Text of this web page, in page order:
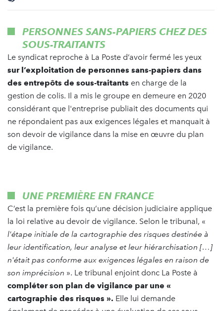
PERSONNES SANS-PAPIERS CHEZ DES
SOUS-TRAITANTS
Le syndicat reproche à La Poste d’avoir fermé les yeux
sur l’exploitation de personnes sans-papiers dans
des entrepôts de sous-traitants en charge de la
gestion de colis. Il a mis le groupe en demeure en 2020
considérant que l'entreprise publiait des documents qui
ne répondaient pas aux exigences légales et manquait à
son devoir de vigilance dans la mise en œuvre du plan
de vigilance.
UNE PREMIÈRE EN FRANCE
C’est la première fois qu’une décision judiciaire applique
la loi relative au devoir de vigilance. Selon le tribunal, «
l'étape initiale de la cartographie des risques destinée à
leur identification, leur analyse et leur hiérarchisation […]
n'était pas conforme aux exigences légales en raison de
son imprécision ». Le tribunal enjoint donc La Poste à
compléter son plan de vigilance par une «
cartographie des risques ». Elle lui demande